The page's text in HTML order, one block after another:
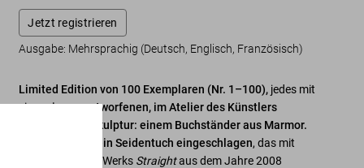
Jetzt registrieren
Ausgabe: Mehrsprachig (Deutsch, Englisch, Französisch)
Limited Edition von 100 Exemplaren (Nr. 1–100), jedes mit
einereigens entworfenen, im Atelier des Künstlers
hergestellten Skulptur: einem Buchständer aus Marmor.
Das Buch ist in ein Seidentuch eingeschlagen, das mit
einem Detail des Werks Straightaus dem Jahre 2008